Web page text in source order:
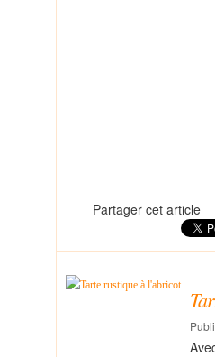
Partager cet article